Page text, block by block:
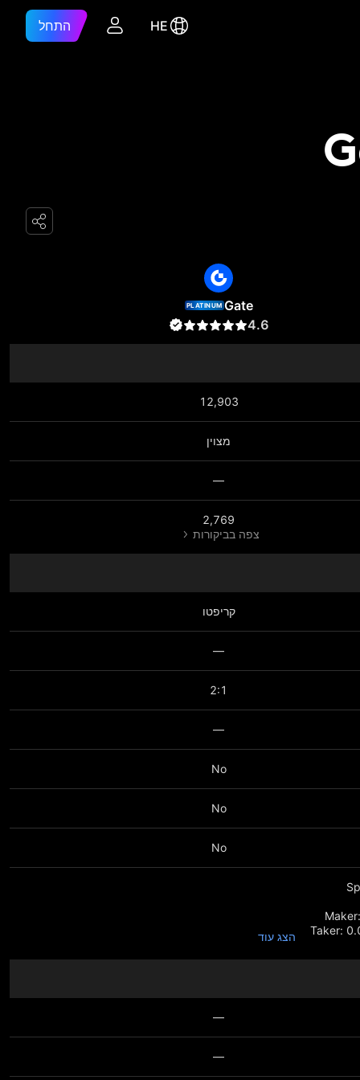
HE התחל
Gate
PLATINUM
4.6
12,903
מצוין
—
2,769
צפה בביקורות
קריפטו
—
2:1
—
No
No
No
Taker:
הצג עוד
—
—